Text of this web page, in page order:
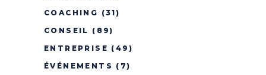
COACHING (31)
CONSEIL (89)
ENTREPRISE (49)
ÉVÉNEMENTS (7)